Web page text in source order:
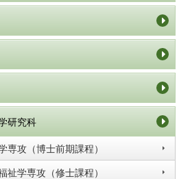
研究科
専攻（博士前期課程）
祉学専攻（修士課程）